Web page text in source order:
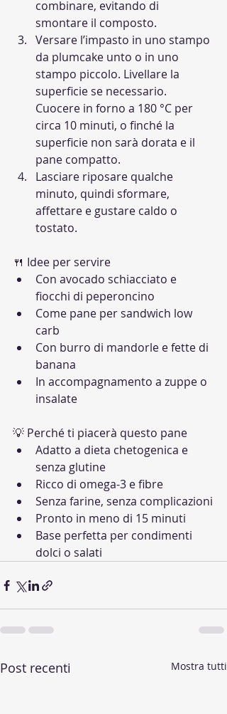
combinare, evitando di
smontare il composto.
Versare l’impasto in uno stampo
da plumcake unto o in uno
stampo piccolo. Livellare la
superficie se necessario.
Cuocere in forno a 180 °C per
circa 10 minuti, o finché la
superficie non sarà dorata e il
pane compatto.
Lasciare riposare qualche
minuto, quindi sformare,
affettare e gustare caldo o
tostato.
🍴 Idee per servire
Con avocado schiacciato e
fiocchi di peperoncino
Come pane per sandwich low
carb
Con burro di mandorle e fette di
banana
In accompagnamento a zuppe o
insalate
💡 Perché ti piacerà questo pane
Adatto a dieta chetogenica e
senza glutine
Ricco di omega-3 e fibre
Senza farine, senza complicazioni
Pronto in meno di 15 minuti
Base perfetta per condimenti
dolci o salati
Post recenti Mostra tutti